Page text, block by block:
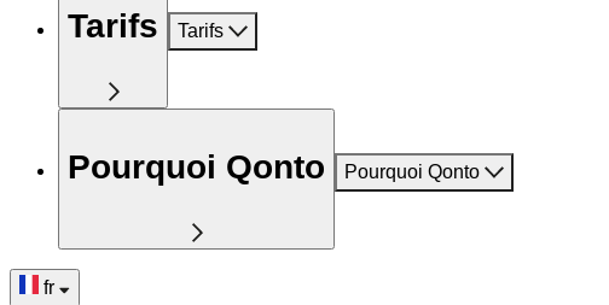
Tarifs Tarifs
Pourquoi Qonto Pourquoi Qonto
fr